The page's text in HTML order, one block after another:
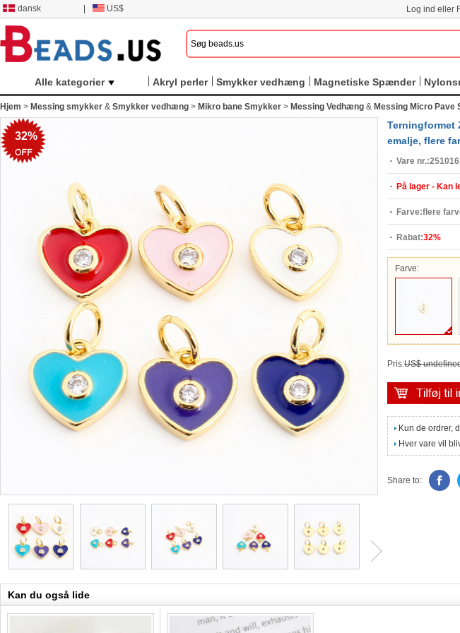
dansk US$ Log ind eller
Alle kategorier Akryl perler Smykker vedhæng Magnetiske Spænder
Hjem > Messing smykker & Smykker vedhæng > Mikro bane Smykker > Messing Vedhæng & Messing Micro Pave
32%
Terningformet
emalje, flere
Vare nr.:
På lager - Kan
Farve:flere
Rabat:32%
Farve:
Pris:US$
Kun de ordrer,
Hver vare vil
Share to:
Kan du også lide